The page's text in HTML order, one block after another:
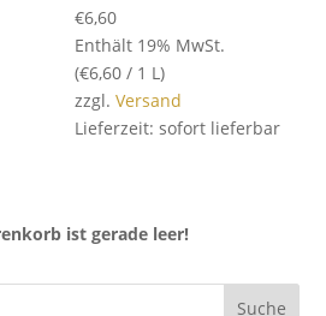
€6,60
Enthält 19% MwSt.
(€6,60 / 1 L)
zzgl. Versand
Lieferzeit: sofort lieferbar
ist gerade leer!
Suche